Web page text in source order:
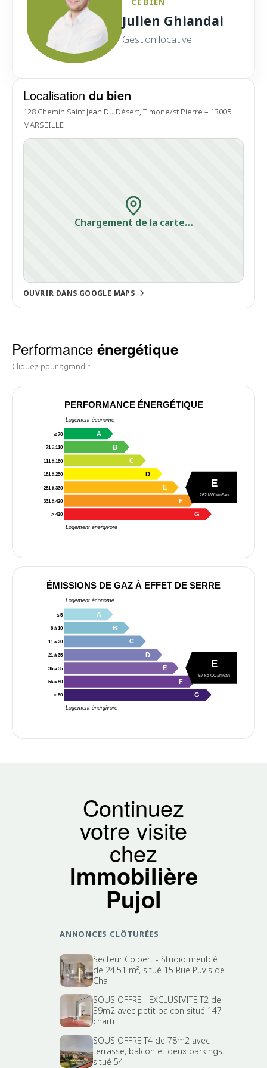
Localisation du bien
128 Chemin Saint Jean Du Désert, Timone/st Pierre – 13005
MARSEILLE
Chargement de la carte…
OUVRIR DANS GOOGLE MAPS
Julien Ghiandai
Gestion locative
Performance énergétique
Cliquez pour agrandir.
PERFORMANCE ÉNERGÉTIQUE
Logement économe
Logement énergivore
≤ 70 A
71 à 110 B
111 à 180 C
181 à 250 D
251 à 330 E
331 à 420 F
> 420 G
E
262 kWh/m²/an
ÉMISSIONS DE GAZ À EFFET DE SERRE
Logement économe
Logement énergivore
≤ 5 A
6 à 10 B
11 à 20 C
21 à 35 D
36 à 55 E
56 à 80 F
> 80 G
E
57 kg CO₂/m²/an
Continuez
votre visite
chez
Immobilière
Pujol
ANNONCES CLÔTURÉES
Secteur Colbert - Studio meublé
de 24,51 m², situé 15 Rue Puvis de
Cha
SOUS OFFRE - EXCLUSIVITE T2 de
39m2 avec petit balcon situé 147
chartr
SOUS OFFRE T4 de 78m2 avec
terrasse, balcon et deux parkings,
situé 54